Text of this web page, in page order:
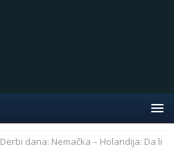
Derbi dana: Nemačka – Holandija: Da li